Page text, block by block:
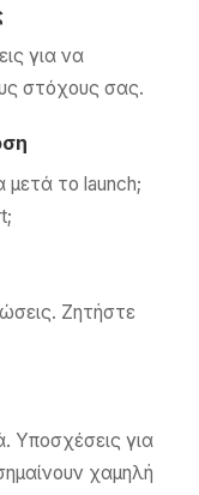
για να
στόχους σας.
μετά το launch;
Ζητήστε
Υποσχέσεις για
χαμηλή